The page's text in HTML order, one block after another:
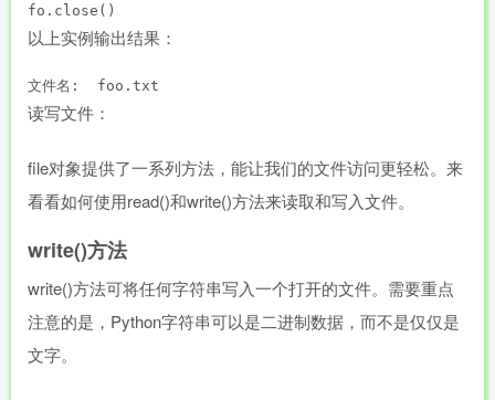
以上实例输出结果：
读写文件：
file对象提供了一系列方法，能让我们的文件访问更轻松。来
看看如何使用read()和write()方法来读取和写入文件。
write()方法
write()方法可将任何字符串写入一个打开的文件。需要重点
注意的是，Python字符串可以是二进制数据，而不是仅仅是
文字。